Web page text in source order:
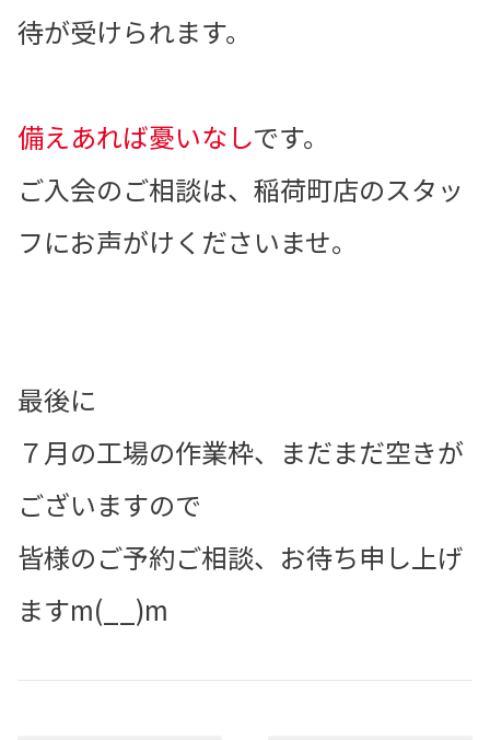
待が受けられます。
備えあれば憂いなしです。
ご入会のご相談は、稲荷町店のスタッ
フにお声がけくださいませ。
最後に
７月の工場の作業枠、まだまだ空きが
ございますので
皆様のご予約ご相談、お待ち申し上げ
ますm(__)m